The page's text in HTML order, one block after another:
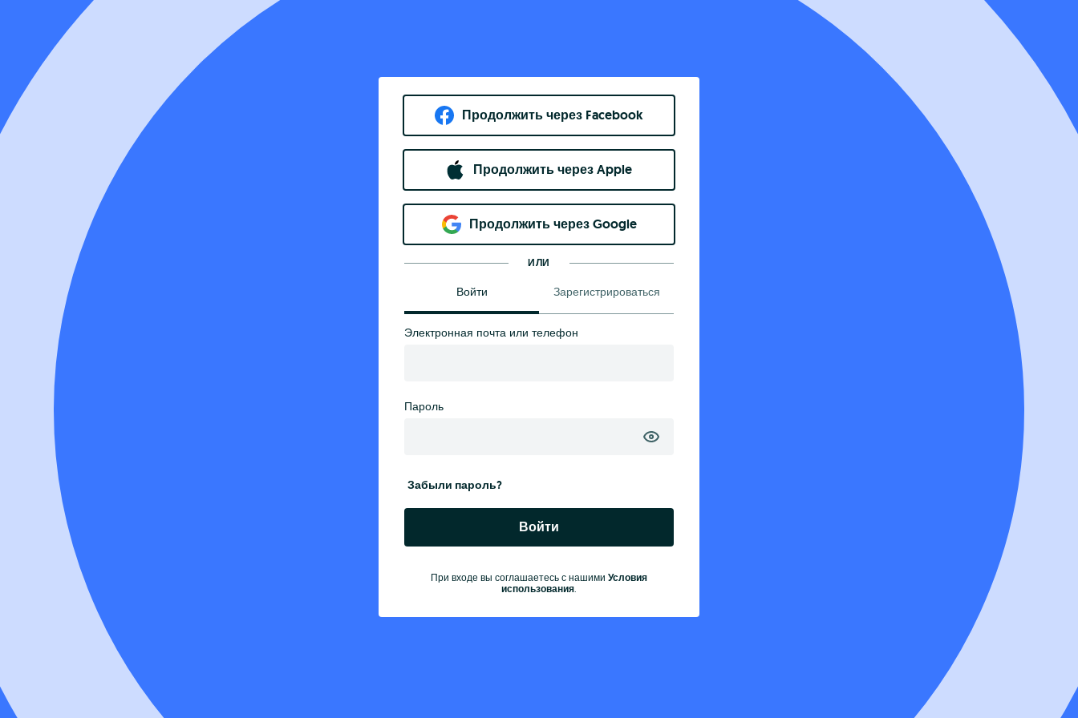
Продолжить через Facebook
Продолжить через Apple
Продолжить через Google
ИЛИ
Войти Зарегистрироваться
Электронная почта или телефон
Пароль
Забыли пароль?
Войти
При входе вы соглашаетесь с нашими Условия
использования.